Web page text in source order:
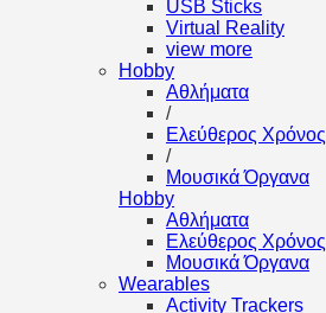
USB Sticks
Virtual Reality
view more
Hobby
Αθλήματα
/
Ελεύθερος Χρόνος
/
Μουσικά Όργανα
Hobby
Αθλήματα
Ελεύθερος Χρόνος
Μουσικά Όργανα
Wearables
Activity Trackers